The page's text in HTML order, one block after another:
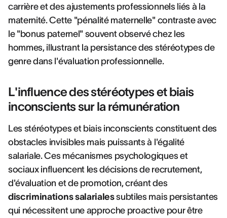
carrière et des ajustements professionnels liés à la
maternité. Cette "pénalité maternelle" contraste avec
le "bonus paternel" souvent observé chez les
hommes, illustrant la persistance des stéréotypes de
genre dans l'évaluation professionnelle.
L'influence des stéréotypes et biais
inconscients sur la rémunération
Les stéréotypes et biais inconscients constituent des
obstacles invisibles mais puissants à l'égalité
salariale. Ces mécanismes psychologiques et
sociaux influencent les décisions de recrutement,
d'évaluation et de promotion, créant des
discriminations salarialessubtiles mais persistantes
qui nécessitent une approche proactive pour être